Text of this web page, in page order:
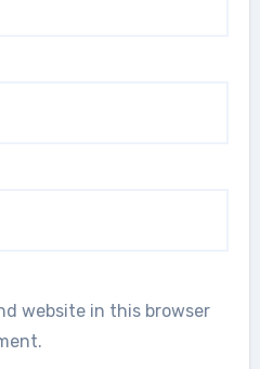
website in this browser